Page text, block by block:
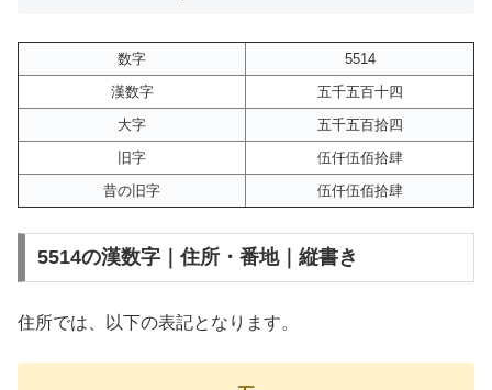
数字
5514
漢数字
五千五百十四
大字
五千五百拾四
旧字
伍仟伍佰拾肆
昔の旧字
伍仟伍佰拾肆
5514の漢数字｜住所・番地｜縦書き
住所では、以下の表記となります。